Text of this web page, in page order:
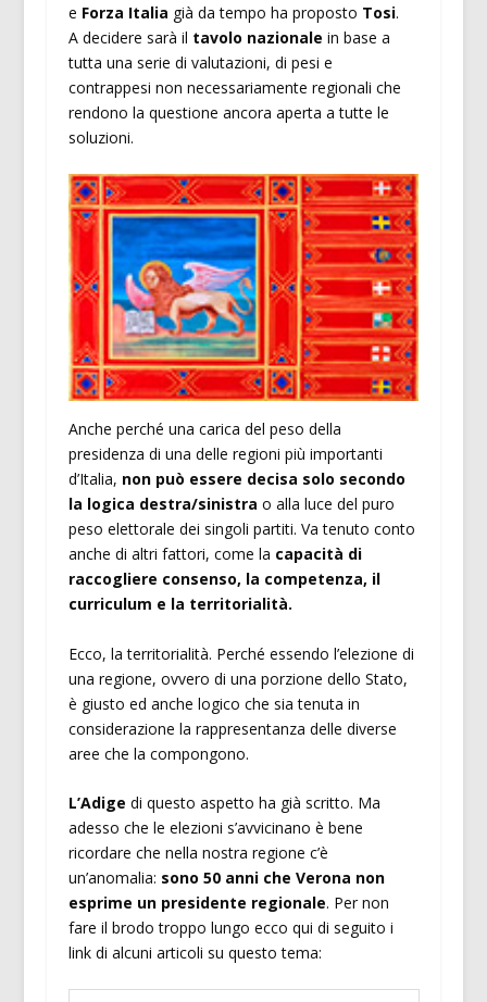
e Forza Italia già da tempo ha proposto Tosi.
A decidere sarà il tavolo nazionale in base a
tutta una serie di valutazioni, di pesi e
contrappesi non necessariamente regionali che
rendono la questione ancora aperta a tutte le
soluzioni.
Anche perché una carica del peso della
presidenza di una delle regioni più importanti
d’Italia, non può essere decisa solo secondo
la logica destra/sinistra o alla luce del puro
peso elettorale dei singoli partiti. Va tenuto conto
anche di altri fattori, come la capacità di
raccogliere consenso, la competenza, il
curriculum e la territorialità.
Ecco, la territorialità. Perché essendo l’elezione di
una regione, ovvero di una porzione dello Stato,
è giusto ed anche logico che sia tenuta in
considerazione la rappresentanza delle diverse
aree che la compongono.
L’Adige di questo aspetto ha già scritto. Ma
adesso che le elezioni s’avvicinano è bene
ricordare che nella nostra regione c’è
un’anomalia: sono 50 anni che Verona non
esprime un presidente regionale. Per non
fare il brodo troppo lungo ecco qui di seguito i
link di alcuni articoli su questo tema: